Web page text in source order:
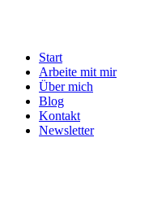
Start
Arbeite mit mir
Über mich
Blog
Kontakt
Newsletter